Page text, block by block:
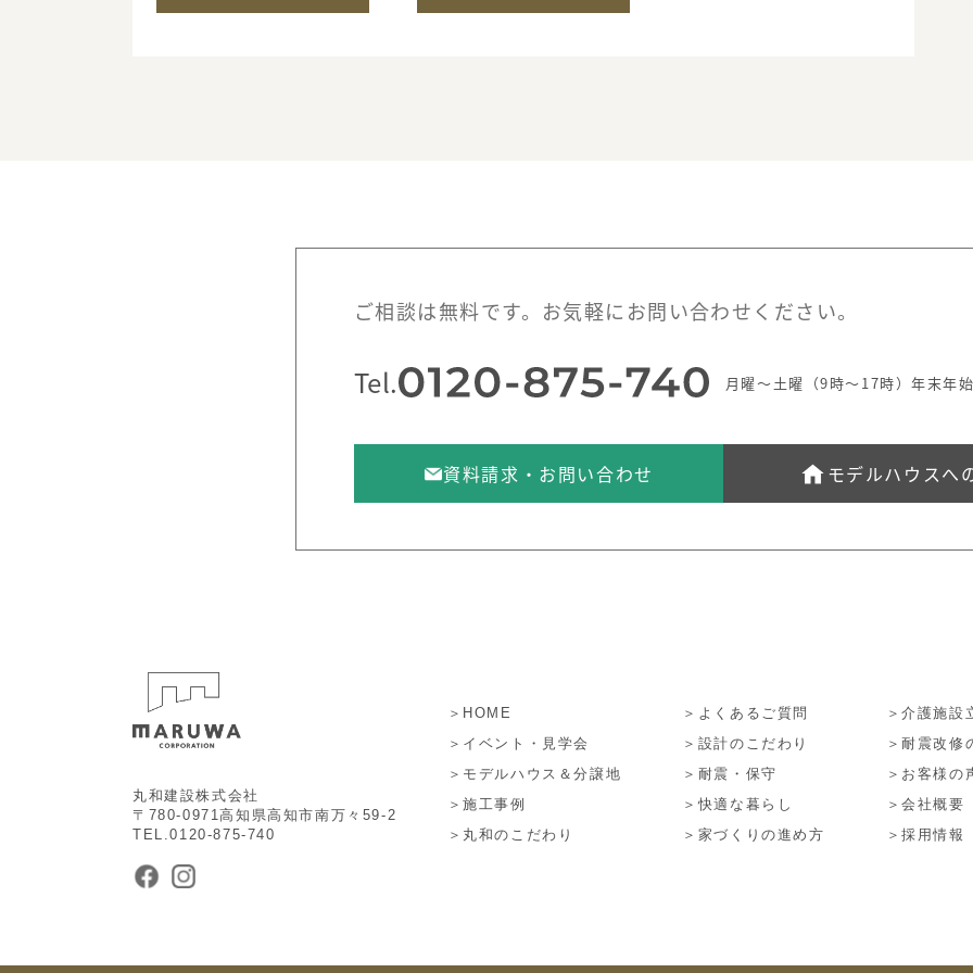
ご相談は無料です。お気軽にお問い合わせください。
Tel. 月曜～土曜（9時～17時）年末年始
資料請求・お問い合わせ モデルハウスへ
丸和建設株式会社
〒780-0971高知県高知市南万々59-2
TEL.0120-875-740
＞HOME
＞イベント・見学会
＞モデルハウス＆分譲地
＞施工事例
＞丸和のこだわり
＞よくあるご質問
＞設計のこだわり
＞耐震・保守
＞快適な暮らし
＞家づくりの進め方
＞介護施設
＞耐震改修
＞お客様の
＞会社概要
＞採用情報